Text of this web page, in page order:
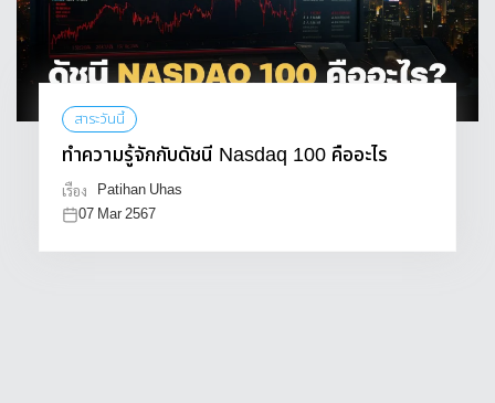
สาระวันนี้
ทำความรู้จักกับดัชนี Nasdaq 100 คืออะไร
เรื่อง
Patihan Uhas
07 Mar 2567